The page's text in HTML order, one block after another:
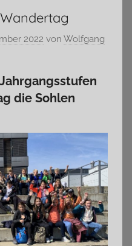
2022 von Wolfgang
die Sohlen